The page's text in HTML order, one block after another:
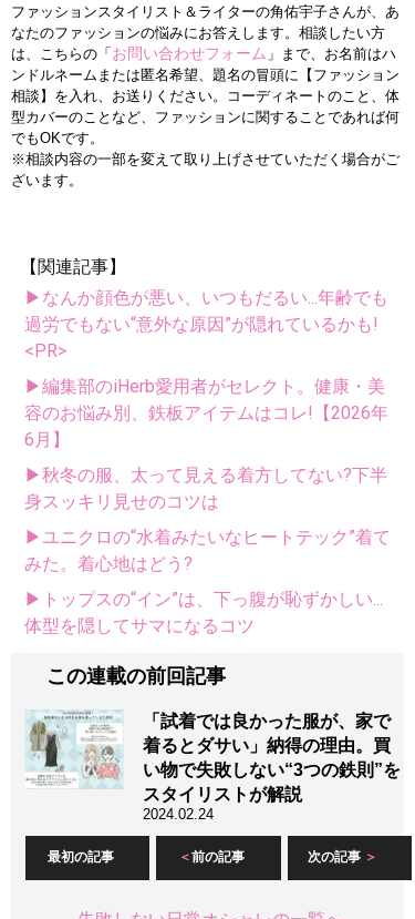
ファッションスタイリスト＆ライターの角佑宇子さんが、あ
なたのファッションの悩みにお答えします。相談したい方
は、こちらの「お問い合わせフォーム 」まで、お名前はハ
ンドルネームまたは匿名希望、題名の冒頭に【ファッション
相談】を入れ、お送りください。コーディネートのこと、体
型カバーのことなど、ファッションに関することであれば何
でもOKです。
※相談内容の一部を変えて取り上げさせていただく場合がご
ざいます。
【関連記事】
▶なんか顔色が悪い、いつもだるい...年齢でも
過労でもない“意外な原因”が隠れているかも!
<PR>
▶編集部のiHerb愛用者がセレクト。健康・美
容のお悩み別、鉄板アイテムはコレ!【2026年
6月】
▶秋冬の服、太って見える着方してない?下半
身スッキリ見せのコツは
▶ユニクロの“水着みたいなヒートテック”着て
みた。着心地はどう?
▶トップスの“イン”は、下っ腹が恥ずかしい...
体型を隠してサマになるコツ
この連載の前回記事
「試着では良かった服が、家で
着るとダサい」納得の理由。買
い物で失敗しない“3つの鉄則”を
スタイリストが解説
2024.02.24
最初の記事 前の記事 次の記事